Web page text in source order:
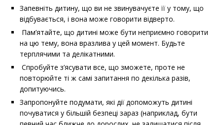
Запевніть дитину, що ви не звинувачуєте її у тому, що
відбувається, і вона може говорити відверто.
Пам’ятайте, що дитині може бути неприємно говорити
на цю тему, вона вразлива у цей момент. Будьте
терплячими та делікатними.
Спробуйте з’ясувати все, що зможете, проте не
повторюйте ті ж самі запитання по декілька разів,
допитуючись.
Запропонуйте подумати, які дії допоможуть дитині
почуватися у більшій безпеці зараз (наприклад, бути